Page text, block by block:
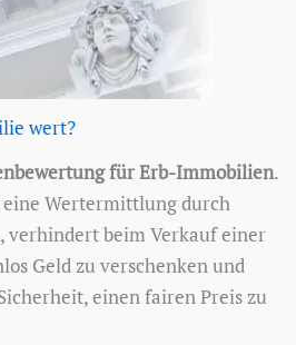
wert?
für Erb-Immobilien.
Wertermittlung durch
verhindert beim Verkauf einer
Geld zu verschenken und
einen fairen Preis zu